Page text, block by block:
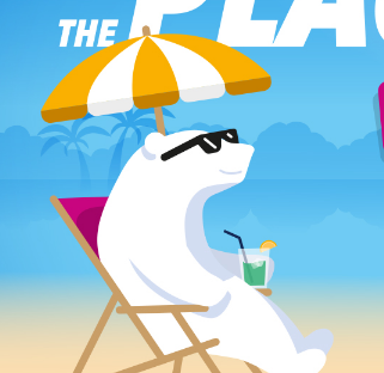
française :Le collectif Tract des linguistes
et rappeler, de manière très
!
vous au jeu du concours « Lettre à… » en
plus belle missive à une personne réelle,
récompensée ! De plus, des timbres et cartes
un message à vos proches.